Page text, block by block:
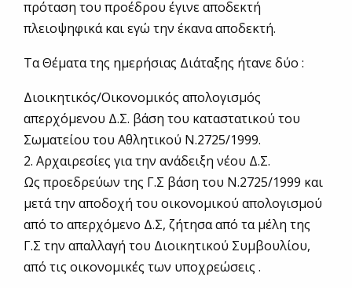
πρόταση του προέδρου έγινε αποδεκτή
πλειοψηφικά και εγώ την έκανα αποδεκτή.
Τα Θέματα της ημερήσιας Διάταξης ήτανε δύο :
Διοικητικός/Οικονομικός απολογισμός
απερχόμενου Δ.Σ. βάση του καταστατικού του
Σωματείου του Αθλητικού Ν.2725/1999.
2. Αρχαιρεσίες για την ανάδειξη νέου Δ.Σ.
Ως προεδρεύων της Γ.Σ βάση του Ν.2725/1999 και
μετά την αποδοχή του οικονομικού απολογισμού
από το απερχόμενο Δ.Σ, ζήτησα από τα μέλη της
Γ.Σ την απαλλαγή του Διοικητικού Συμβουλίου,
από τις οικονομικές των υποχρεώσεις .